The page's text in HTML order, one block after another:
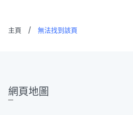
主頁 / 無法找到該頁
網頁地圖